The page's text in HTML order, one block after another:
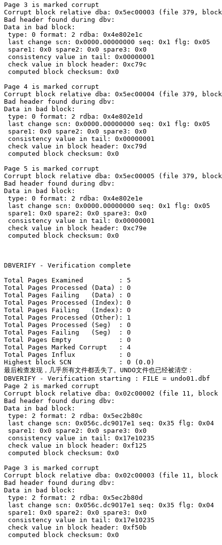
Page 3 is marked corrupt
Corrupt block relative dba: 0x5ec00003 (file 379,
Bad header found during dbv:
Data in bad block:
type: 0 format: 2 rdba: 0x4e802e1c
last change scn: 0x0000.00000000 seq: 0x1 flg: 0x05
spare1: 0x0 spare2: 0x0 spare3: 0x0
consistency value in tail: 0x00000001
check value in block header: 0xc79c
computed block checksum: 0x0
Page 4 is marked corrupt
Corrupt block relative dba: 0x5ec00004 (file 379,
Bad header found during dbv:
Data in bad block:
type: 0 format: 2 rdba: 0x4e802e1d
last change scn: 0x0000.00000000 seq: 0x1 flg: 0x05
spare1: 0x0 spare2: 0x0 spare3: 0x0
consistency value in tail: 0x00000001
check value in block header: 0xc79d
computed block checksum: 0x0
Page 5 is marked corrupt
Corrupt block relative dba: 0x5ec00005 (file 379,
Bad header found during dbv:
Data in bad block:
type: 0 format: 2 rdba: 0x4e802e1e
last change scn: 0x0000.00000000 seq: 0x1 flg: 0x05
spare1: 0x0 spare2: 0x0 spare3: 0x0
consistency value in tail: 0x00000001
check value in block header: 0xc79e
computed block checksum: 0x0
DBVERIFY - Verification complete
Total Pages Examined         : 5
Total Pages Processed (Data) : 0
Total Pages Failing   (Data) : 0
Total Pages Processed (Index): 0
Total Pages Failing   (Index): 0
Total Pages Processed (Other): 1
Total Pages Processed (Seg)  : 0
Total Pages Failing   (Seg)  : 0
Total Pages Empty            : 0
Total Pages Marked Corrupt   : 4
Total Pages Influx           : 0
Highest block SCN            : 0 (0.0)
最后检查发现，几乎所有文件都丢失了。UNDO文件也已经被清空：
DBVERIFY - Verification starting : FILE = undo01.dbf
Page 2 is marked corrupt
Corrupt block relative dba: 0x02c00002 (file 11, block
Bad header found during dbv:
Data in bad block:
type: 2 format: 2 rdba: 0x5ec2b80c
last change scn: 0x056c.dc9017e1 seq: 0x35 flg: 0x04
spare1: 0x0 spare2: 0x0 spare3: 0x0
consistency value in tail: 0x17e10235
check value in block header: 0xf125
computed block checksum: 0x0
Page 3 is marked corrupt
Corrupt block relative dba: 0x02c00003 (file 11, block
Bad header found during dbv:
Data in bad block:
type: 2 format: 2 rdba: 0x5ec2b80d
last change scn: 0x056c.dc9017e1 seq: 0x35 flg: 0x04
spare1: 0x0 spare2: 0x0 spare3: 0x0
consistency value in tail: 0x17e10235
check value in block header: 0xf50b
computed block checksum: 0x0